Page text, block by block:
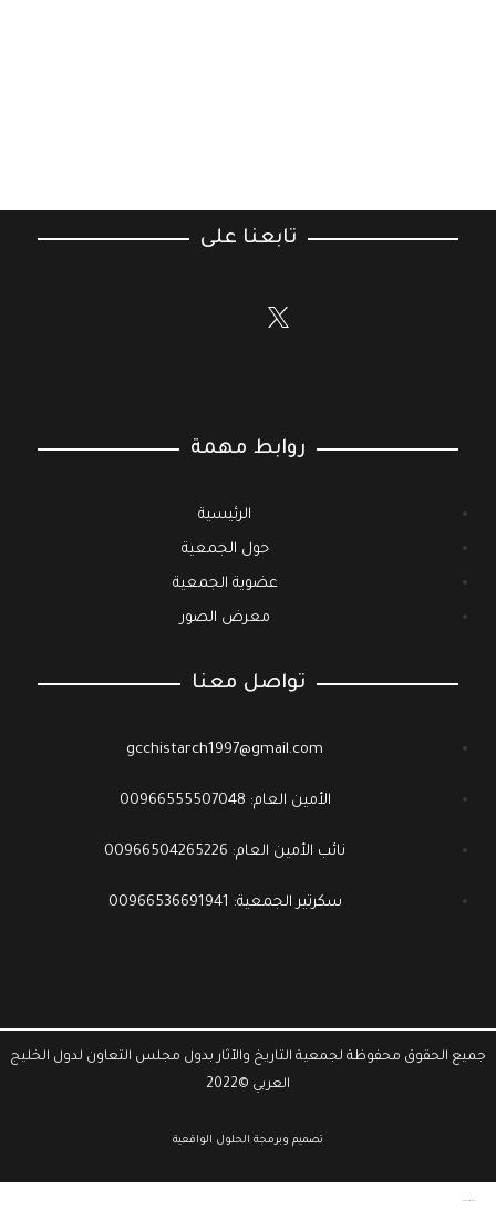
تابعنا على
روابط مهمة
الرئيسية
حول الجمعية
عضوية الجمعية
معرض الصور
تواصل معنا
gcchistarch1997@gmail.com
الأمين العام: 00966555507048
نائب الأمين العام: 00966504265226
سكرتير الجمعية: 00966536691941
جميع الحقوق محفوظة لجمعية التاريخ والآثار بدول مجلس التعاون لدول الخليج
العربي ©2022
تصميم وبرمجة الحلول الواقعية